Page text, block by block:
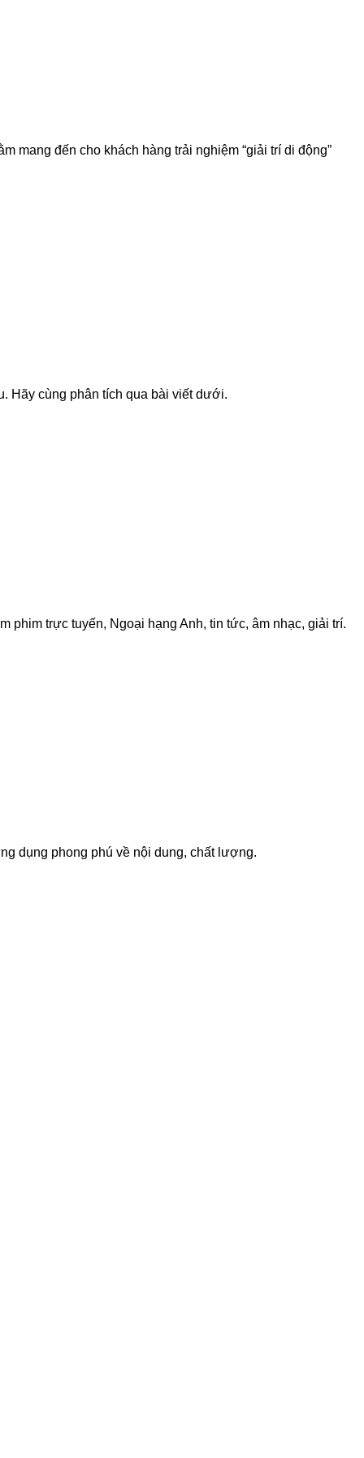
mang đến cho khách hàng trải nghiệm “giải trí di động”
Hãy cùng phân tích qua bài viết dưới.
phim trực tuyến, Ngoại hạng Anh, tin tức, âm nhạc, giải trí.
dụng phong phú về nội dung, chất lượng.